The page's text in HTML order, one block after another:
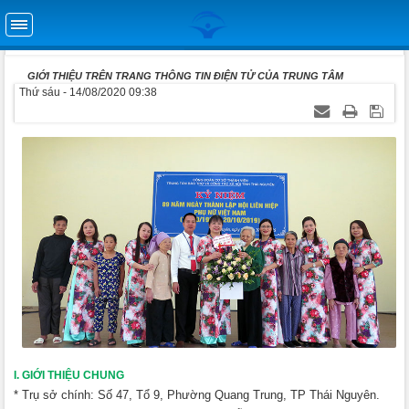
GIỚI THIỆU TRÊN TRANG THÔNG TIN ĐIỆN TỬ CỦA TRUNG TÂM
Thứ sáu - 14/08/2020 09:38
I. GIỚI THIỆU CHUNG
* Trụ sở chính: Số 47, Tổ 9, Phường Quang Trung, TP Thái Nguyên.